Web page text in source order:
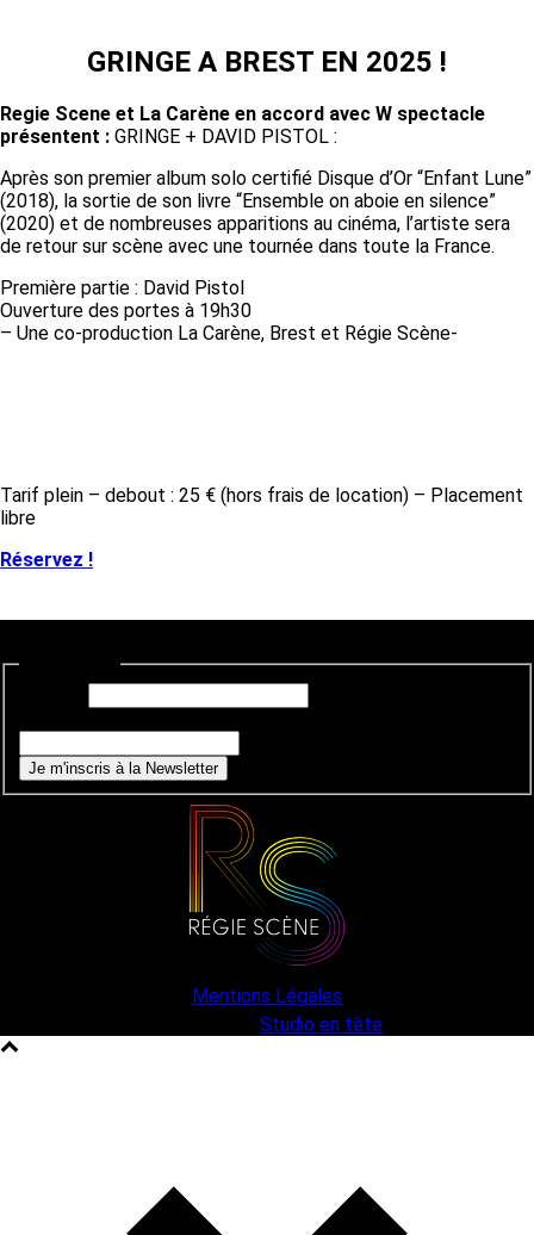
GRINGE A BREST EN 2025 !
Regie Scene et La Carène en accord avec W spectacle
présentent : GRINGE + DAVID PISTOL :
Après son premier album solo certifié Disque d’Or “Enfant Lune”
(2018), la sortie de son livre “Ensemble on aboie en silence”
(2020) et de nombreuses apparitions au cinéma, l’artiste sera
de retour sur scène avec une tournée dans toute la France.
Première partie : David Pistol
Ouverture des portes à 19h30
– Une co-production La Carène, Brest et Régie Scène-
Tarif plein – debout : 25 € (hors frais de location) – Placement
libre
Réservez !
Je m'inscris à la Newsletter
Mentions Légales
Studio en tête